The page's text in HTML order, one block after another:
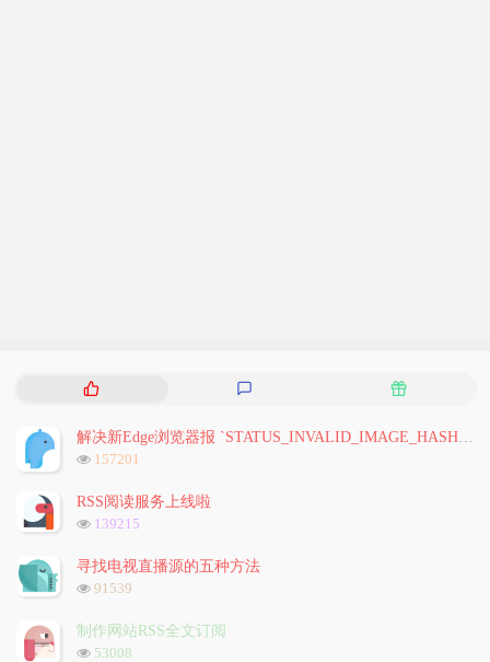
热
文
章
评
随
文
解决新Edge浏览器报 `STATUS_INVALID_IMAGE_HASH` 问题
浏
次
数:
157201
RSS阅读服务上线啦
浏
次
数:
139215
寻找电视直播源的五种方法
浏
次
数:
91539
制作网站RSS全文订阅
浏
53008